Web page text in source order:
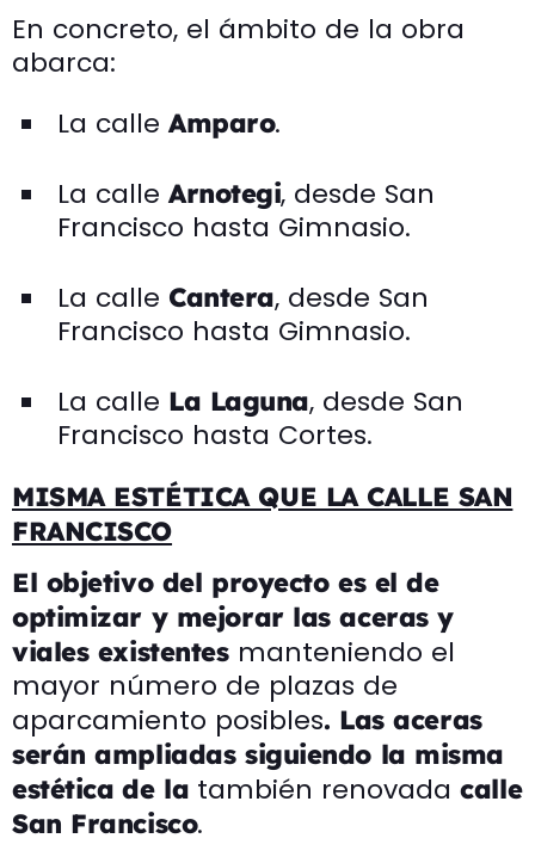
En concreto, el ámbito de la obra
abarca:
La calle Amparo.
La calle Arnotegi, desde San
Francisco hasta Gimnasio.
La calle Cantera, desde San
Francisco hasta Gimnasio.
La calle La Laguna, desde San
Francisco hasta Cortes.
MISMA ESTÉTICA QUE LA CALLE SAN
FRANCISCO
El objetivo del proyecto es el de
optimizar y mejorar las aceras y
viales existentes manteniendo el
mayor número de plazas de
aparcamiento posibles. Las aceras
serán ampliadas siguiendo la misma
estética de la también renovadacalle
San Francisco.